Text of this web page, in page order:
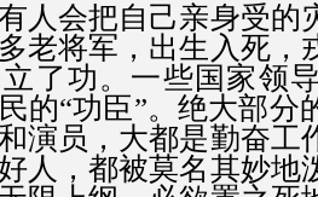
人会把自己亲身受的
老将军，出生入死，
了功。一些国家领
的“功臣”。绝大部分
演员，大都是勤奋工
人，都被莫名其妙地